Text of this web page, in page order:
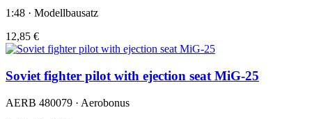
1:48 · Modellbausatz
12,85 €
Soviet fighter pilot with ejection seat MiG-25
AERB 480079 · Aerobonus